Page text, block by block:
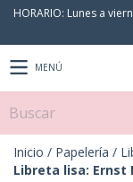
HORARIO: Lunes a
MENÚ
Inicio / Papelería /
Libreta lisa: Ernst